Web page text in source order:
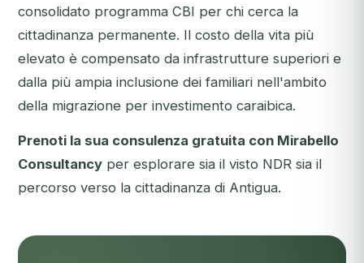
consolidato programma CBI per chi cerca la
cittadinanza permanente. Il costo della vita più
elevato è compensato da infrastrutture superiori e
dalla più ampia inclusione dei familiari nell'ambito
della migrazione per investimento caraibica.
Prenoti la sua consulenza gratuita con Mirabello
Consultancy per esplorare sia il visto NDR sia il
percorso verso la cittadinanza di Antigua.